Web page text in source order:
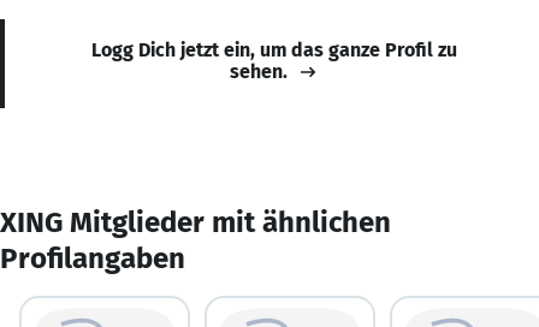
Logg Dich jetzt ein, um das ganze Profil zu
sehen.
XING Mitglieder mit ähnlichen
Profilangaben